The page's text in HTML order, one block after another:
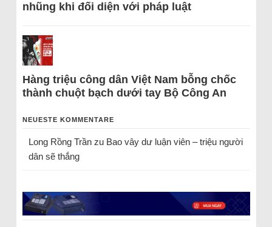
nhũng khi đối diện với pháp luật
Hàng triệu công dân Việt Nam bỗng chốc
thành chuột bạch dưới tay Bộ Công An
NEUESTE KOMMENTARE
Long Rồng Trầnzu Bao vây dư luận viên – triệu người
dân sẽ thắng